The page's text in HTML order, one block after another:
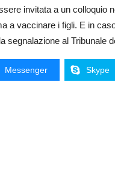
invitata a un colloquio
a vaccinare i figli. E in
segnalazione al Tribunale
Messenger Skype